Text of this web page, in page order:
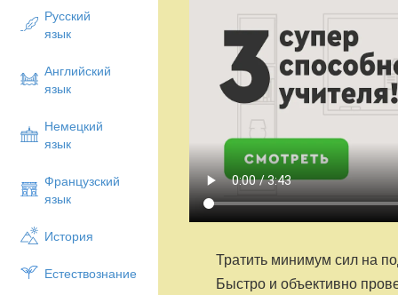
Русский
язык
Английский
язык
Немецкий
язык
Французский
язык
История
Естествознание
практике.
Навыки презентации и защиты
Работа с моделями на уроках
потенциал учащихся, но также
пространственного воображения,
аккуратности. Кроме того, модель —
деятельности можно попробовать,
В предлагаемом пособии подробно
проектной деятельности,
конкретных проектов, система
педагогам дополнительного
Тратить минимум сил на
Быстро и объективно